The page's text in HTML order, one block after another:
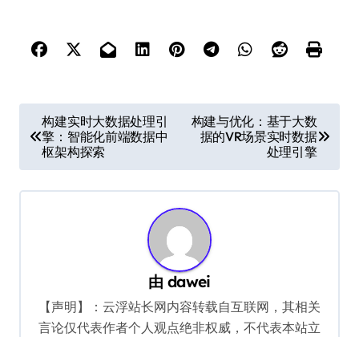
章
导
航
构建实时大数据处理引
擎：智能化前端数据中
枢架构探索
构建与优化：基于大数
据的VR场景实时数据
处理引擎
由dawei
【声明】：云浮站长网内容转载自互联网，其相关
言论仅代表作者个人观点绝非权威，不代表本站立